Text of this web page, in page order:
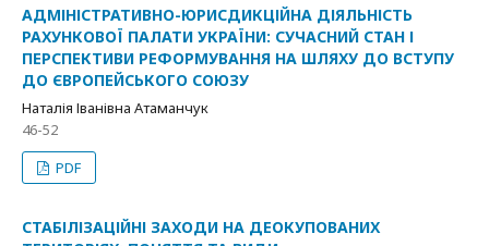
АДМІНІСТРАТИВНО-ЮРИСДИКЦІЙНА ДІЯЛЬНІСТЬ
РАХУНКОВОЇ ПАЛАТИ УКРАЇНИ: СУЧАСНИЙ СТАН І
ПЕРСПЕКТИВИ РЕФОРМУВАННЯ НА ШЛЯХУ ДО ВСТУПУ
ДО ЄВРОПЕЙСЬКОГО СОЮЗУ
Наталія Іванівна Атаманчук
46-52
PDF
СТАБІЛІЗАЦІЙНІ ЗАХОДИ НА ДЕОКУПОВАНИХ